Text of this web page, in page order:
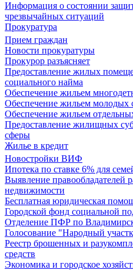
Информация о состоянии
чрезвычайных ситуаций
Прокуратура
Прием граждан
Новости прокуратуры
Прокурор разъясняет
Предоставление жилых
социального найма
Обеспечение жильем
Обеспечение жильем молодых
Обеспечение жильем
Предоставление жилищных
сферы
Жилье в кредит
Новостройки ВИФ
Ипотека по ставке 6% для
Выявление правообладателей
недвижимости
Бесплатная юридическая
Городской фонд социальной
Отделение ПФР по
Голосование "Народный
Реестр брошенных и
средств
Экономика и городское